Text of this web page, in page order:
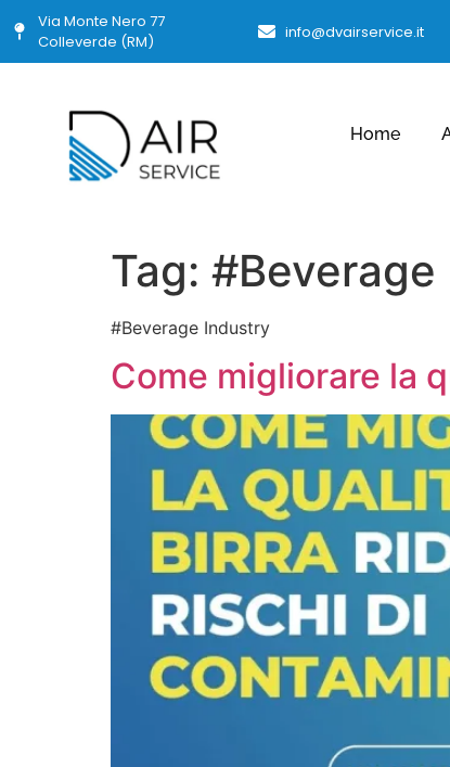
Via Monte Nero 77
Colleverde (RM)
info@dvairservice.it
Home
Tag:
#Beverage Industry
Come migliorare la